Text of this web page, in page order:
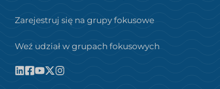
Zarejestruj się na grupy fokusowe
Weź udział w grupach fokusowych